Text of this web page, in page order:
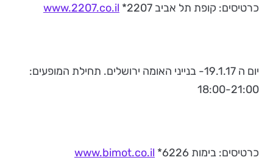
כרטיסים: קופת תל אביב 2207* www.2207.co.il
יום ה 19.1.17- בנייני האומה ירושלים. תחילת המופעים:
18:00-21:00
כרטיסים: בימות 6226* www.bimot.co.il